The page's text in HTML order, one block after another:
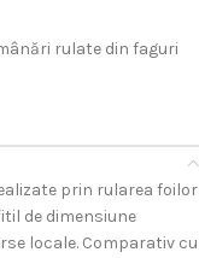
rulate din faguri
prin rularea foilor
de dimensiune
locale. Comparativ cu